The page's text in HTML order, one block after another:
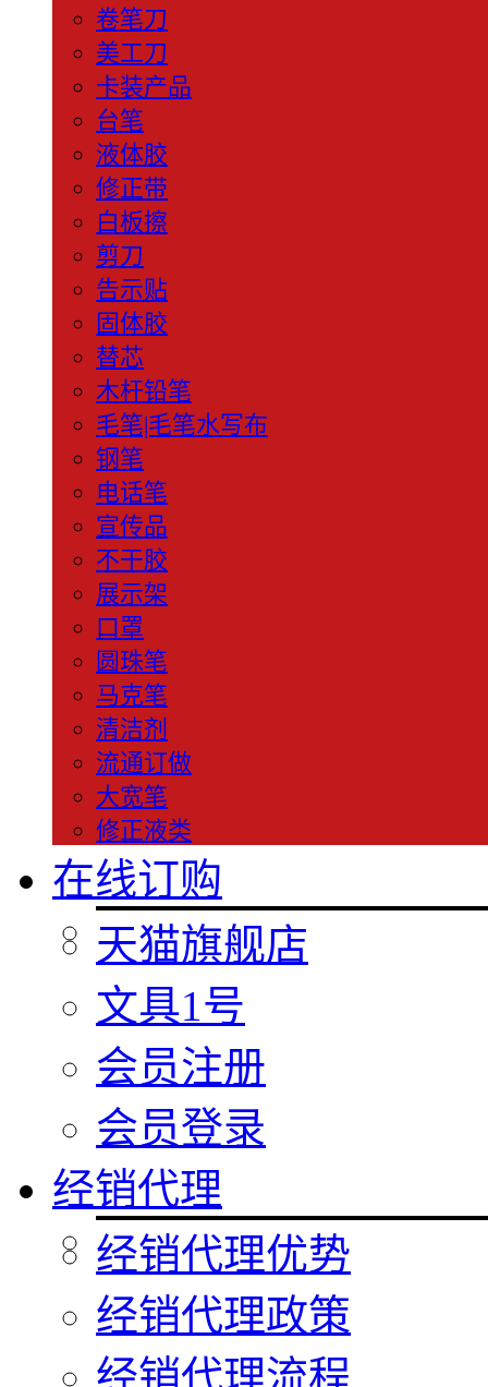
卷笔刀
美工刀
卡装产品
台笔
液体胶
修正带
白板擦
剪刀
告示贴
固体胶
替芯
木杆铅笔
毛笔|毛笔水写布
钢笔
电话笔
宣传品
不干胶
展示架
口罩
圆珠笔
马克笔
清洁剂
流通订做
大宽笔
修正液类
在线订购
天猫旗舰店
文具1号
会员注册
会员登录
经销代理
经销代理优势
经销代理政策
经销代理流程